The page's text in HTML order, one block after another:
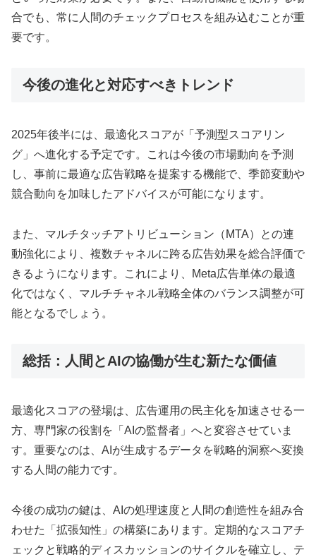
合でも、常に人間のチェックプロセスを組み込むことが重
要です。
今後の進化と対応すべきトレンド
2025年後半には、最適化スコアが「予測型スコアリン
グ」へ進化する予定です。これは今後の市場動向を予測
し、事前に最適な広告戦略を提案する機能で、季節変動や
競合動向を加味したアドバイスが可能になります。
また、マルチタッチアトリビューション（MTA）との連
動強化により、複数チャネルに跨る広告効果を総合評価で
きるようになります。これにより、Meta広告単体の最適
化ではなく、マルチチャネル戦略全体のバランス調整が可
能となるでしょう。
総括：人間とAIの協働が生む新たな価値
最適化スコアの登場は、広告運用の民主化を加速させる一
方、専門家の役割を「AIの監督者」へと変容させていま
す。重要なのは、AIが生成するデータを戦略的洞察へ変換
する人間の能力です。
今後の成功の鍵は、AIの処理速度と人間の創造性を組み合
わせた「拡張知性」の構築にあります。定期的なスコアチ
ェックと戦略的ディスカッションのサイクルを確立し、テ